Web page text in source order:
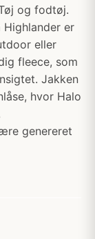
og fodtøj.
Highlander er
eller
fleece, som
Jakken
hvor Halo
genereret